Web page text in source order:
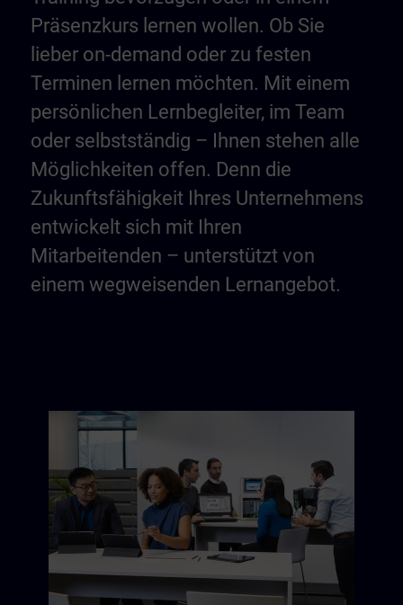
Präsenzkurs lernen wollen. Ob Sie
lieber on-demand oder zu festen
Terminen lernen möchten. Mit einem
persönlichen Lernbegleiter, im Team
oder selbstständig – Ihnen stehen alle
Möglichkeiten offen. Denn die
Zukunftsfähigkeit Ihres Unternehmens
entwickelt sich mit Ihren
Mitarbeitenden – unterstützt von
einem wegweisenden Lernangebot.